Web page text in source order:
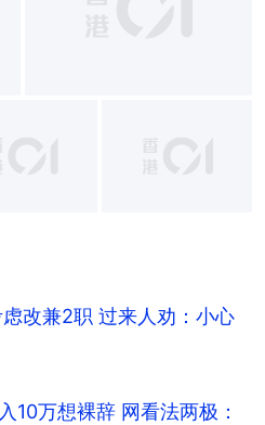
改兼2职 过来人劝：小心
10万想裸辞 网看法两极：